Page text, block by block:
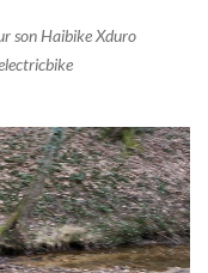
son Haibike Xduro